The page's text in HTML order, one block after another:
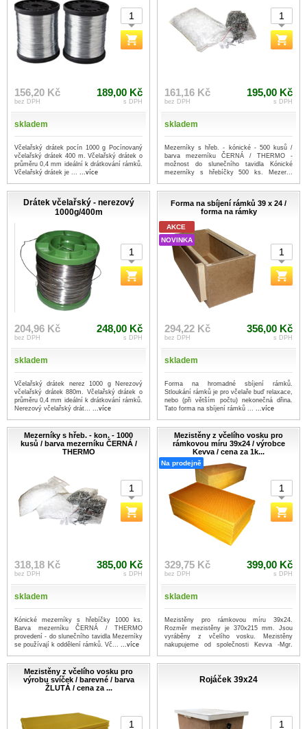
156,20 Kč
bez DPH
189,00 Kč
s DPH
skladem
Včelařský drátek pocín 1000 g Pocínovaný
včelařský drátek 400 m. Včelařský drátek o
průměru 0,4 mm ideální k drátkování rámků.
Včelařský drátek je ... ...více
161,16 Kč
bez DPH
195,00 Kč
s DPH
skladem
Mezerníky s hřeb. - kónické - 500 kusů /
barva mezerníku ČERNÁ / THERMO -
možnost do slunečního tavidla Kónické
mezerníky s hřebíčky 500 ks. Mezer...
Drátek včelařský - nerezový
1000g/400m
204,96 Kč
bez DPH
248,00 Kč
s DPH
skladem
Včelařský drátek nerez 1000 g Nerezový
včelařský drátek 880m. Včelařský drátek o
průměru 0,4 mm ideální k drátkování rámků.
Nerezový včelařský drát... ...více
Forma na sbíjení rámků 39 x 24 /
forma na rámky
AKCE
NOVINKA
294,22 Kč
bez DPH
356,00 Kč
s DPH
skladem
Forma na hromadné sbíjení rámků.
Stloukání rámků je pro včelaře buď relaxace,
nebo (při větším počtu) nekonečná dřina.
Tato forma na sbíjení rámků ... ...více
Mezerníky s hřeb. - kon. - 1000
kusů / barva mezerníku ČERNÁ /
THERMO
318,18 Kč
bez DPH
385,00 Kč
s DPH
skladem
Kónické mezerníky s hřebíčky 1000 ks.
Barva mezerníku ČERNÁ / THERMO
provedení - do slunečního tavidla Mezerníky
se používají k oddělení rámků. Vč... ...více
Mezistěny z včelího vosku pro
rámkovou míru 39x24 / výrobce
Kevva / cena za 1k...
Na prodejně
329,75 Kč
bez DPH
399,00 Kč
s DPH
skladem
Mezistěny pro rámkovou míru 39x24.
Rozměr mezistěny je 370x215 mm. Jsou
vyráběny z včelího vosku. Mezistěny
nakupujeme od společnosti Kevva -Mgr.
Mezistěny z včelího vosku pro
výrobu svíček / barevné / barva
ŽLUTÁ / cena za ...
Rojáček 39x24